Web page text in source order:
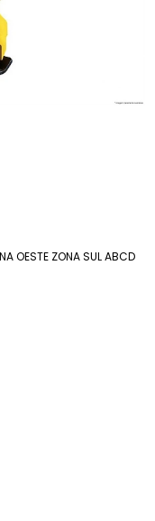
OESTE ZONA SULABCD